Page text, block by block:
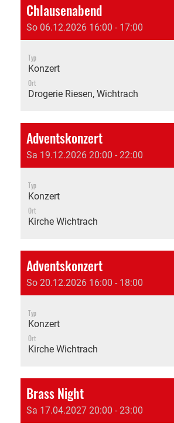
Chlausenabend
So 06.12.2026 16:00 - 17:00
Typ
Konzert
Ort
Drogerie Riesen, Wichtrach
Adventskonzert
Sa 19.12.2026 20:00 - 22:00
Typ
Konzert
Ort
Kirche Wichtrach
Adventskonzert
So 20.12.2026 16:00 - 18:00
Typ
Konzert
Ort
Kirche Wichtrach
Brass Night
Sa 17.04.2027 20:00 - 23:00